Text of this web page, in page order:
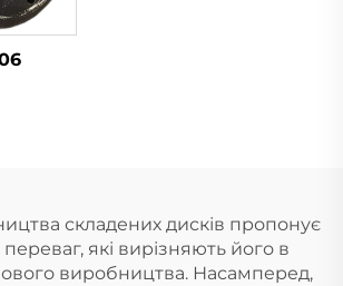
складених дисків пропонує
які вирізняють його в
виробництва. Насамперед,